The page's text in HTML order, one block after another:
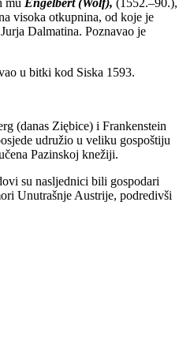
visoka otkupnina, od koje je
Dalmatina. Poznavao je
u bitki kod Siska 1593.
(danas Ziębice) i Frankenstein
udružio u veliku gospoštiju
Pazinskoj knežiji.
su nasljednici bili gospodari
Unutrašnje Austrije, podredivši